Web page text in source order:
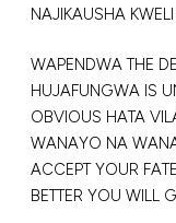
NAJIKAUSHA
WAPENDWA THE
HUJAFUNGWA IS
OBVIOUS HATA
WANAYO NA
ACCEPT YOUR
BETTER YOU WILL